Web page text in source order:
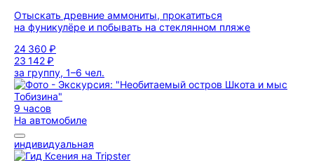
Отыскать древние аммониты, прокатиться
на фуникулёре и побывать на стеклянном пляже
24 360 ₽
23 142 ₽
за группу, 1–6 чел.
9 часов
На автомобиле
индивидуальная